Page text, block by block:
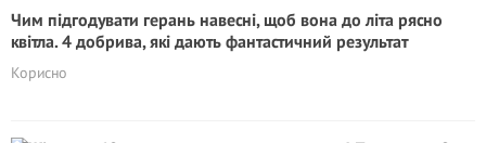
Чим підгодувати герань навесні, щоб вона до літа рясно
квітла. 4 добрива, які дають фантастичний результат
Корисно